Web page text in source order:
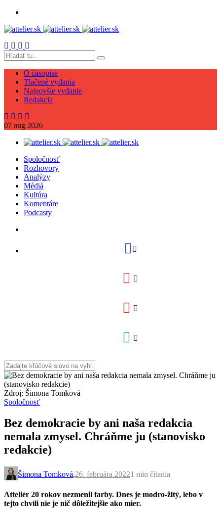
O časopise
Tlačené vydania
Najnovšie vydanie
Redakcia
07 aug 2026
Spoločnosť
Rozhovory
Analýzy
Médiá
Kultúra
Komentáre
Podcasty
Zdroj: Šimona Tomková
Spoločnosť
Bez demokracie by ani naša redakcia
nemala zmysel. Chráňme ju (stanovisko
redakcie)
Šimona Tomková,26. februára 20221 min čítania
Atteliér 20 rokov nezmenil farby. Dnes je modro-žltý, lebo v
tejto chvíli nie je nič dôležitejšie ako mier.